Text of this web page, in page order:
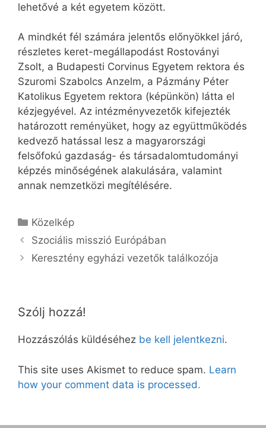
lehetővé a két egyetem között.
A mindkét fél számára jelentős előnyökkel járó,
részletes keret-megállapodást Rostoványi
Zsolt, a Budapesti Corvinus Egyetem rektora és
Szuromi Szabolcs Anzelm, a Pázmány Péter
Katolikus Egyetem rektora (képünkön) látta el
kézjegyével. Az intézményvezetők kifejezték
határozott reményüket, hogy az együttműködés
kedvező hatással lesz a magyarországi
felsőfokú gazdaság- és társadalomtudományi
képzés minőségének alakulására, valamint
annak nemzetközi megítélésére.
Kategória
Közelkép
Szociális misszió Európában
Keresztény egyházi vezetők találkozója
Szólj hozzá!
Hozzászólás küldéséhez be kell jelentkezni.
This site uses Akismet to reduce spam. Learn
how your comment data is processed.